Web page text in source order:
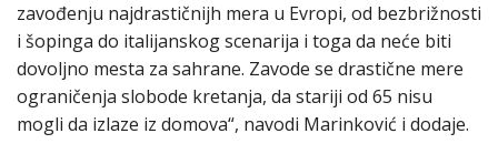
zavođenju najdrastičnijh mera u Evropi, od bezbrižnosti
i šopinga do italijanskog scenarija i toga da neće biti
dovoljno mesta za sahrane. Zavode se drastične mere
ograničenja slobode kretanja, da stariji od 65 nisu
mogli da izlaze iz domova“, navodi Marinković i dodaje.